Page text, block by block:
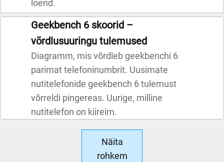
loend.
Geekbench 6 skoorid –
võrdlusuuringu tulemused
Diagramm, mis võrdleb geekbenchi 6
parimat telefoninumbrit. Uusimate
nutitelefonide geekbench 6 tulemust
võrreldi pingereas. Uurige, milline
nutitelefon on kiireim.
Näita
rohkem